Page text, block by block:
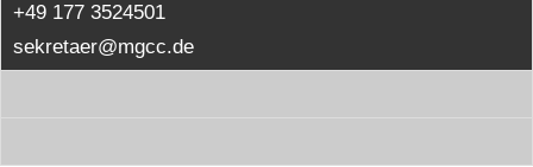
+49 177 3524501
sekretaer@mgcc.de